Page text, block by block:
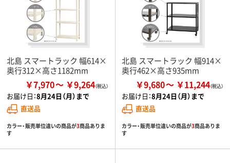
北島 スマートラック 幅614×
奥行312×高さ1182mm
￥7,970 ￥9,264
お届け日：8月24日（月）まで
直送品
カラー・販売単位違いの商品が3商品ありま
す
北島 スマートラック 幅914×
奥行462×高さ935mm
￥9,680 ￥11,244
お届け日：8月24日（月）まで
直送品
カラー・販売単位違いの商品が3商品ありま
す